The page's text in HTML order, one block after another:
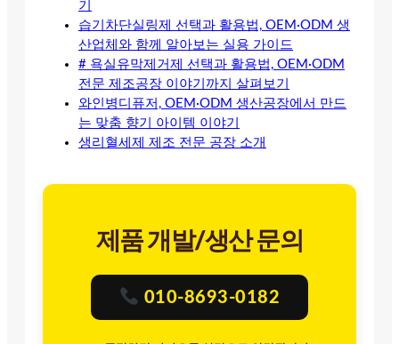
기
습기차단실링제 선택과 활용법, OEM·ODM 생
산업체와 함께 알아보는 실용 가이드
# 욕실유막제거제 선택과 활용법, OEM·ODM
전문 제조공장 이야기까지 살펴보기
와인병디퓨저, OEM·ODM 생산공장에서 만드
는 맞춤 향기 아이템 이야기
생리혈세제 제조 전문 공장 소개
제품 개발/생산 문의
010-8693-0182